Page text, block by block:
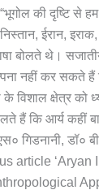
भूगोल की दृष्टि से
ईरान,
बोलते थे।
नहीं कर सकते हैं
विशाल क्षेत्र को
हैं कि आर्य कहीं
गिडनानी, डॉ०
article